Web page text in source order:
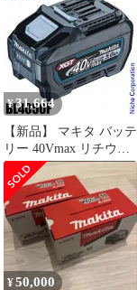
¥31,664
【新品】 マキタ バッテ
リー 40Vmax リチウム
イオンバッテリ 5.0Ah
BL4050F makita A-
72372 バッテリー 純正
品 工具 DIY 高出力
¥50,000